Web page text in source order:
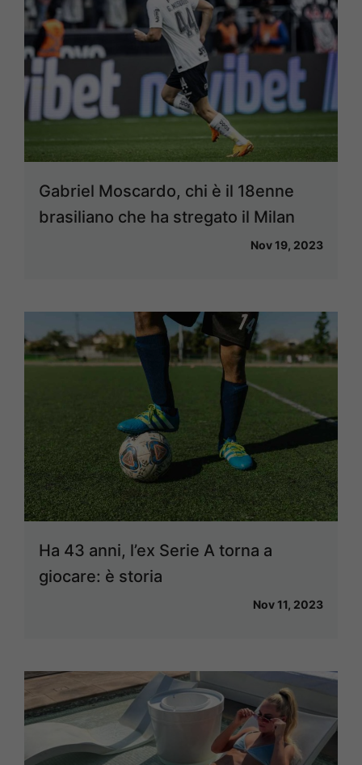
Gabriel Moscardo, chi è il 18enne
brasiliano che ha stregato il Milan
Nov 19, 2023
Ha 43 anni, l’ex Serie A torna a
giocare: è storia
Nov 11, 2023